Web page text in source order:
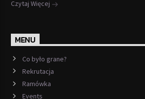
Czytaj Więcej
MENU
Co było grane?
Rekrutacja
Ramówka
Events